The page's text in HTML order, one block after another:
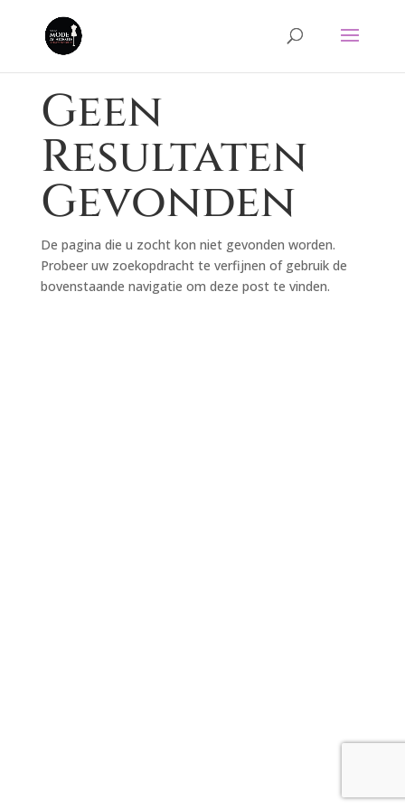
Geen
Resultaten
Gevonden
De pagina die u zocht kon niet gevonden worden.
Probeer uw zoekopdracht te verfijnen of gebruik de
bovenstaande navigatie om deze post te vinden.